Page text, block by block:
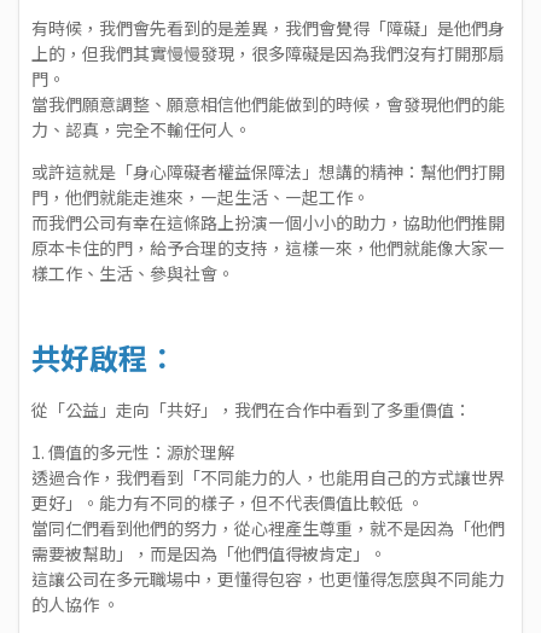
有時候，我們會先看到的是差異，我們會覺得「障礙」是他們身
上的，但我們其實慢慢發現，很多障礙是因為我們沒有打開那扇
門。
當我們願意調整、願意相信他們能做到的時候，會發現他們的能
力、認真，完全不輸任何人。
或許這就是「身心障礙者權益保障法」想講的精神：幫他們打開
門，他們就能走進來，㇐起生活、㇐起工作。
而我們公司有幸在這條路上扮演㇐個小小的助力，協助他們推開
原本卡住的門，給予合理的支持，這樣㇐來，他們就能像大家㇐
樣工作、生活、參與社會。
共好啟程：
從「公益」走向「共好」，我們在合作中看到了多重價值：
1. 價值的多元性：源於理解
透過合作，我們看到「不同能力的人，也能用自己的方式讓世界
更好」。能力有不同的樣子，但不代表價值比較低 。
當同仁們看到他們的努力，從心裡產生尊重，就不是因為「他們
需要被幫助」，而是因為「他們值得被肯定」。
這讓公司在多元職場中，更懂得包容，也更懂得怎麼與不同能力
的人協作 。